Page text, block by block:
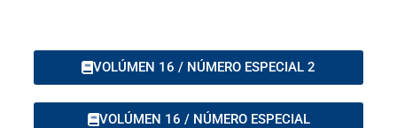
VOLÚMEN 16 / NÚMERO ESPECIAL 2
VOLÚMEN 16 / NÚMERO ESPECIAL